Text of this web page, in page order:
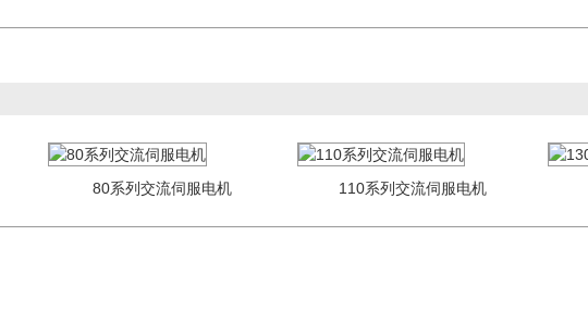
80系列交流伺服电机 110系列交流伺服电机